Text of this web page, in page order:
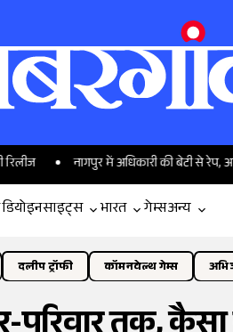
नागपुर में अधिकारी की बेटी से रेप, आरोपी ने खुद
इनसाइट्स भारत गेम्सअन्य
दलीप ट्रॉफी कॉमनवेल्थ गेम्स